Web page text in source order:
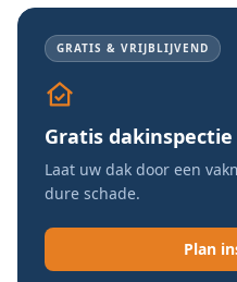
GRATIS & VRIJBLIJVEND
Gratis dakinspectie
Laat uw dak door een
dure schade.
Plan